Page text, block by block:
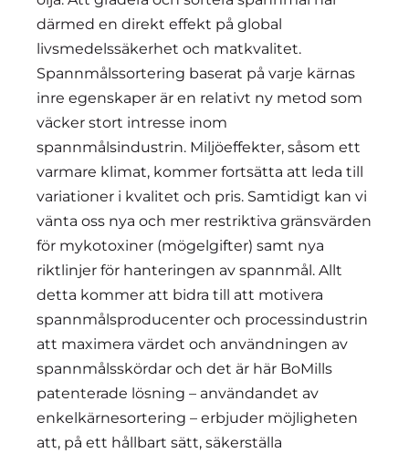
därmed en direkt effekt på global
livsmedelssäkerhet och matkvalitet.
Spannmålssortering baserat på varje kärnas
inre egenskaper är en relativt ny metod som
väcker stort intresse inom
spannmålsindustrin. Miljöeffekter, såsom ett
varmare klimat, kommer fortsätta att leda till
variationer i kvalitet och pris. Samtidigt kan vi
vänta oss nya och mer restriktiva gränsvärden
för mykotoxiner (mögelgifter) samt nya
riktlinjer för hanteringen av spannmål. Allt
detta kommer att bidra till att motivera
spannmålsproducenter och processindustrin
att maximera värdet och användningen av
spannmålsskördar och det är här BoMills
patenterade lösning – användandet av
enkelkärnesortering – erbjuder möjligheten
att, på ett hållbart sätt, säkerställa